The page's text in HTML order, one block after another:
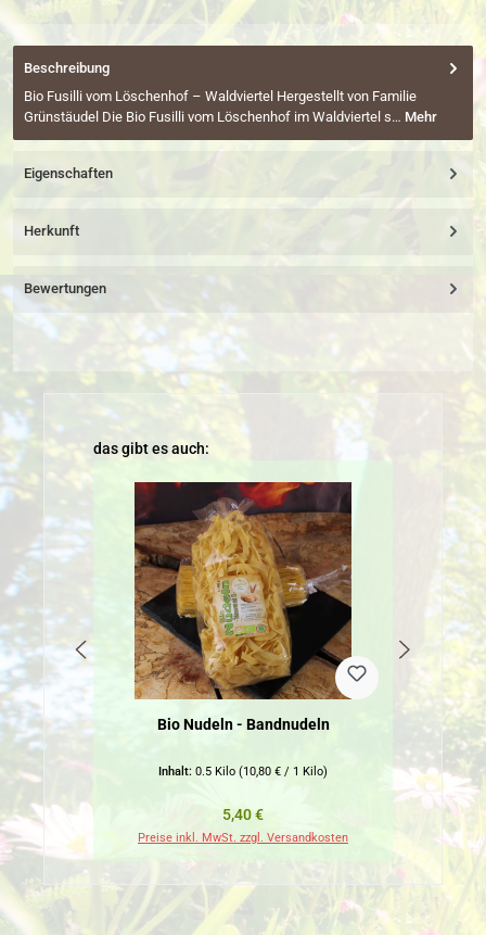
Beschreibung
Bio Fusilli vom Löschenhof – Waldviertel Hergestellt von Familie
Grünstäudel Die Bio Fusilli vom Löschenhof im Waldviertel s… Mehr
Eigenschaften
Herkunft
Bewertungen
Produktgalerie überspringen
das gibt es auch:
Bio Nudeln - Bandnudeln
Inhalt: 0.5 Kilo (10,80 € / 1 Kilo)
Regulärer Preis:
5,40 €
Preise inkl. MwSt. zzgl. Versandkosten